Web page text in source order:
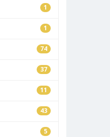
1
1
74
37
11
43
5